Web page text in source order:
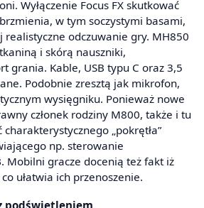
Wyłączenie Focus FX skutkować
w tym soczystymi basami,
odczuwanie gry. MH850
i skórą nauszniki,
grania. Kable, USB typu C oraz 3,5
Podobnie zresztą jak mikrofon,
wysięgniku. Ponieważ nowe
członek rodziny M800, także i tu
„pokrętła”
np. sterowanie
Mobilni gracze docenią też fakt iż
ułatwia ich przenoszenie.
podświetleniem